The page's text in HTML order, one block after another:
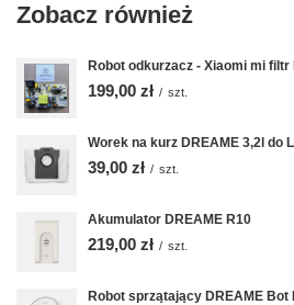
Zobacz również
Robot odkurzacz - Xiaomi mi filtr
199,00 zł / szt.
Worek na kurz DREAME 3,2l do
39,00 zł / szt.
Akumulator DREAME R10
219,00 zł / szt.
Robot sprzątający DREAME Bot